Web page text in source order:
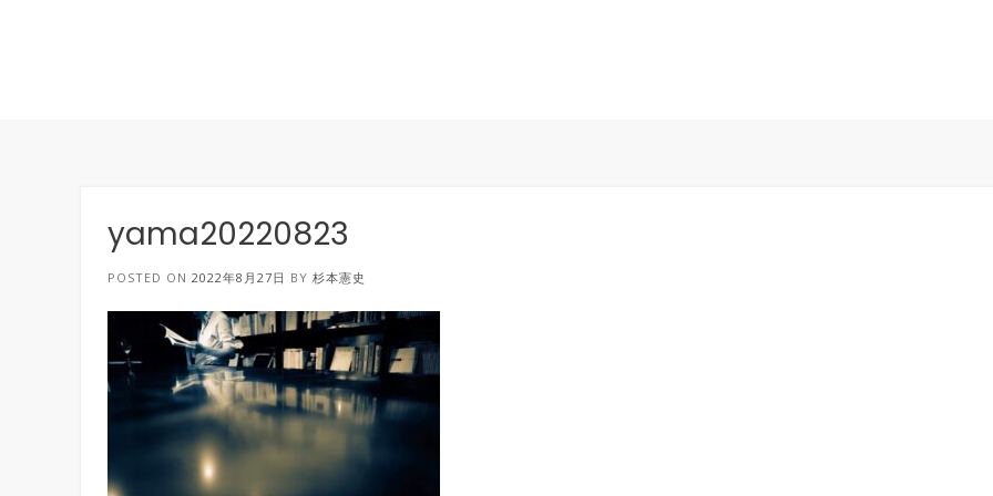
yama20220823
POSTED ON 2022年8月27日 BY 杉本憲史